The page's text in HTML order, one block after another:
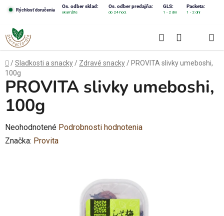
obsah
Rýchlosť doručenia
Os. odber sklad: Os. odber predajňa: GLS: Packeta:
okamžite do 24 hod. 1 - 2 dni 1 - 2 dni
Hľadať
KOŠÍK
Domov
/Sladkosti a snacky / Zdravé snacky / PROVITA slivky umeboshi,
100g
PROVITA slivky umeboshi,
100g
Priemerné
hodnotenie
Neohodnotené Podrobnosti hodnotenia
Značka: Provita